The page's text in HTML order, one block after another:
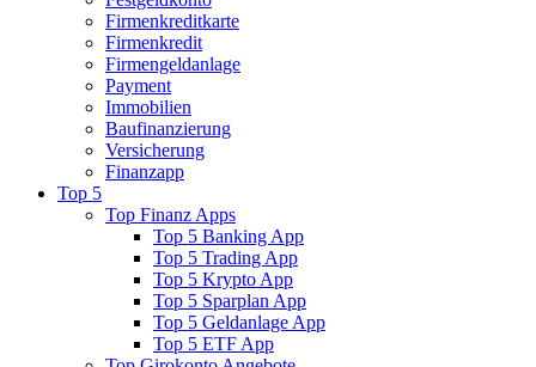
Firmenkreditkarte
Firmenkredit
Firmengeldanlage
Payment
Immobilien
Baufinanzierung
Versicherung
Finanzapp
Top 5
Top Finanz Apps
Top 5 Banking App
Top 5 Trading App
Top 5 Krypto App
Top 5 Sparplan App
Top 5 Geldanlage App
Top 5 ETF App